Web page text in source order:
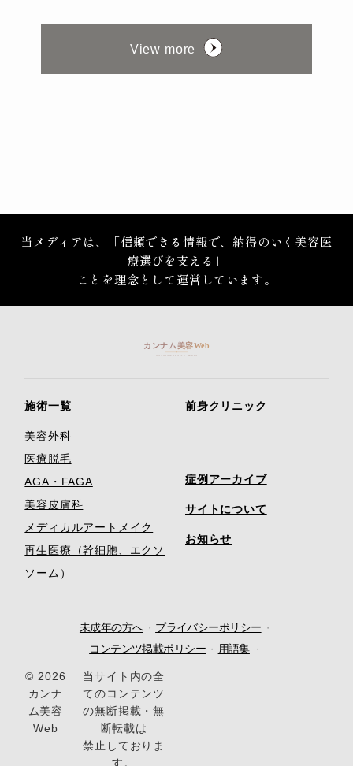
View more
当メディアは、「信頼できる情報で、納得のいく美容医
療選びを支える」
ことを理念として運営しています。
施術一覧
美容外科
医療脱毛
AGA・FAGA
美容皮膚科
メディカルアートメイク
再生医療（幹細胞、エクソ
ソーム）
前身クリニック
症例アーカイブ
サイトについて
お知らせ
未成年の方へ
プライバシーポリシー
コンテンツ掲載ポリシー
用語集
© 2026
カンナ
ム美容
Web
当サイト内の全
てのコンテンツ
の無断掲載・無
断転載は
禁止しておりま
す。